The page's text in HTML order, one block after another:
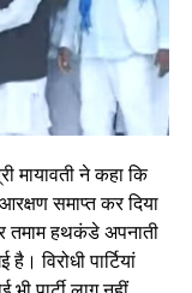
मायावती ने कहा कि
समाप्त कर दिया
हथकंडे अपनाती
विरोधी पार्टियां